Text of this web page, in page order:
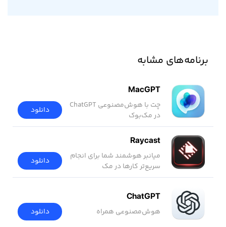
برنامه‌های مشابه
MacGPT
چت با هوش‌مصنوعی ChatGPT
در مک‌بوک
دانلود
Raycast
میانبر هوشمند شما برای انجام
سریع‌تر کارها در مک
دانلود
ChatGPT
هوش‌مصنوعی همراه دانلود